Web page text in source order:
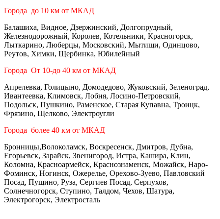
Города до 10 км от МКАД
Балашиха, Видное, Дзержинский, Долгопрудный,
Железнодорожный, Королев, Котельники, Красногорск,
Лыткарино, Люберцы, Московский, Мытищи, Одинцово,
Реутов, Химки, Щербинка, Юбилейный
Города От 10-до 40 км от МКАД
Апрелевка, Голицыно, Домодедово, Жуковский, Зеленоград,
Ивантеевка, Климовск, Лобня, Лосино-Петровский,
Подольск, Пушкино, Раменское, Старая Купавна, Троицк,
Фрязино, Щелково, Электроугли
Города более 40 км от МКАД
Бронницы,Волоколамск, Воскресенск, Дмитров, Дубна,
Егорьевск, Зарайск, Звенигород, Истра, Кашира, Клин,
Коломна, Красноармейск, Краснознаменск, Можайск, Наро-
Фоминск, Ногинск, Ожерелье, Орехово-Зуево, Павловский
Посад, Пущино, Руза, Сергиев Посад, Серпухов,
Солнечногорск, Ступино, Талдом, Чехов, Шатура,
Электрогорск, Электросталь